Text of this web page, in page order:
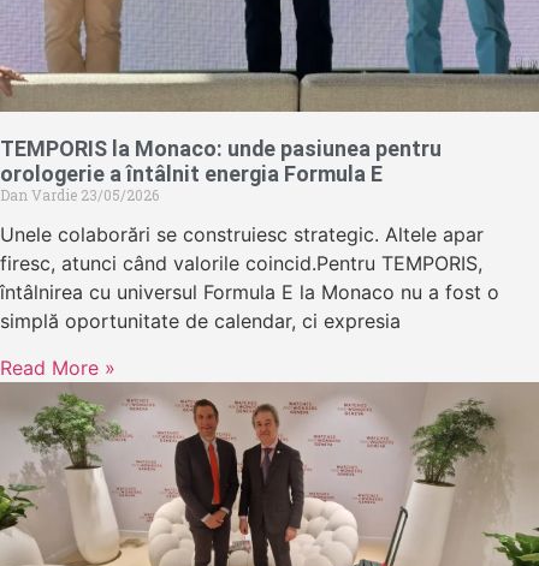
TEMPORIS la Monaco: unde pasiunea pentru
orologerie a întâlnit energia Formula E
Dan Vardie 23/05/2026
Unele colaborări se construiesc strategic. Altele apar
firesc, atunci când valorile coincid.Pentru TEMPORIS,
întâlnirea cu universul Formula E la Monaco nu a fost o
simplă oportunitate de calendar, ci expresia
Read More »